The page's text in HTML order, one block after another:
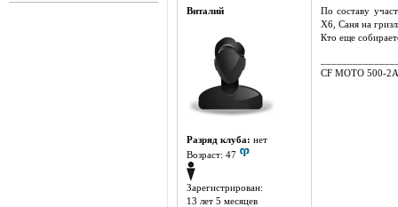
Виталий
Разряд клуба: нет
Возраст: 47
Зарегистрирован:
13 лет 5 месяцев
По составу
Х6, Саня на
Кто еще
CF MOTO 500-2A